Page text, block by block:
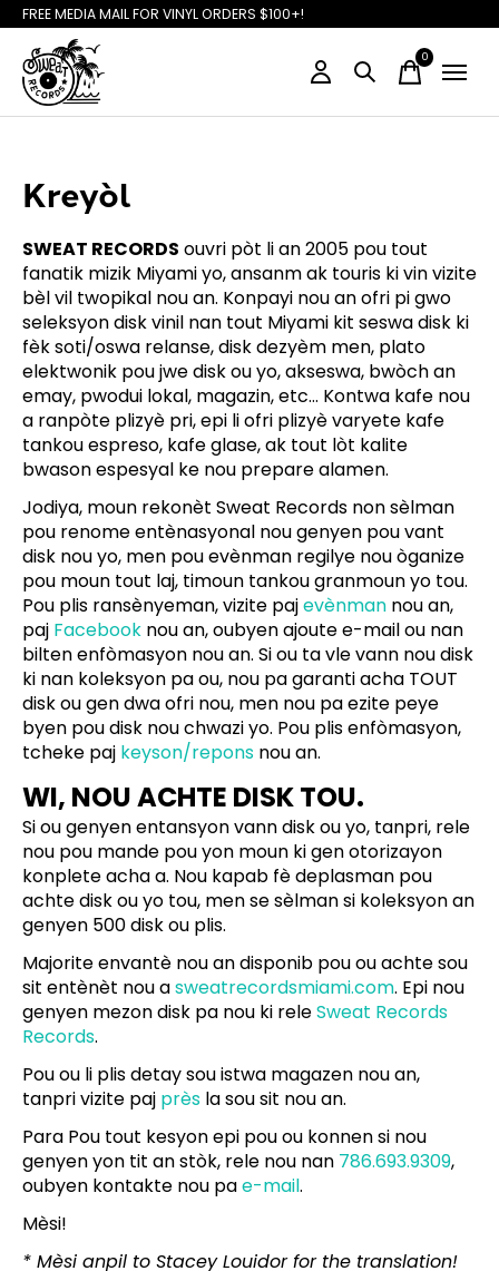
FREE MEDIA MAIL FOR VINYL ORDERS $100+!
0items
Kreyòl
SWEAT RECORDS ouvri pòt li an 2005 pou tout
fanatik mizik Miyami yo, ansanm ak touris ki vin vizite
bèl vil twopikal nou an. Konpayi nou an ofri pi gwo
seleksyon disk vinil nan tout Miyami kit seswa disk ki
fèk soti/oswa relanse, disk dezyèm men, plato
elektwonik pou jwe disk ou yo, akseswa, bwòch an
emay, pwodui lokal, magazin, etc… Kontwa kafe nou
a ranpòte plizyè pri, epi li ofri plizyè varyete kafe
tankou espreso, kafe glase, ak tout lòt kalite
bwason espesyal ke nou prepare alamen.
Jodiya, moun rekonèt Sweat Records non sèlman
pou renome entènasyonal nou genyen pou vant
disk nou yo, men pou evènman regilye nou òganize
pou moun tout laj, timoun tankou granmoun yo tou.
Pou plis ransènyeman, vizite pajevènman nou an,
paj Facebook nou an, oubyen ajoute e-mail ou nan
bilten enfòmasyon nou an. Si ou ta vle vann nou disk
ki nan koleksyon pa ou, nou pa garanti acha TOUT
disk ou gen dwa ofri nou, men nou pa ezite peye
byen pou disk nou chwazi yo. Pou plis enfòmasyon,
tcheke paj keyson/repons nou an.
WI, NOU ACHTE DISK TOU.
Si ou genyen entansyon vann disk ou yo, tanpri, rele
nou pou mande pou yon moun ki gen otorizayon
konplete acha a. Nou kapab fè deplasman pou
achte disk ou yo tou, men se sèlman si koleksyon an
genyen 500 disk ou plis.
Majorite envantè nou an disponib pou ou achte sou
sit entènèt nou asweatrecordsmiami.com. Epi nou
genyen mezon disk pa nou ki releSweat Records
Records.
Pou ou li plis detay sou istwa magazen nou an,
tanpri vizite paj près la sou sit nou an.
Para Pou tout kesyon epi pou ou konnen si nou
genyen yon tit an stòk, rele nou nan 786.693.9309,
oubyen kontakte nou pae-mail.
Mèsi!
* Mèsi anpil to Stacey Louidor for the translation!